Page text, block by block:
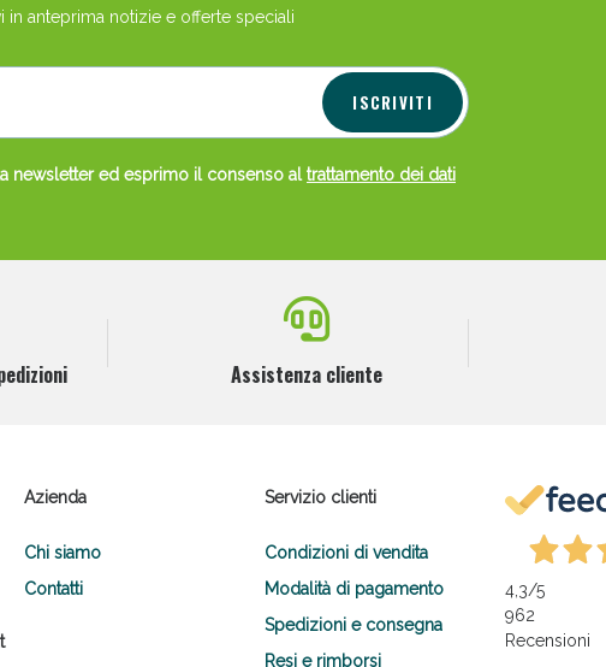
in anteprima notizie e offerte speciali
ISCRIVITI
newsletter ed esprimo il consenso al trattamento dei dati
Assistenza cliente
Azienda
Chi siamo
Contatti
Servizio clienti
Condizioni di vendita
Modalità di pagamento
Spedizioni e consegna
Resi e rimborsi
4,3/5
962
Recensioni